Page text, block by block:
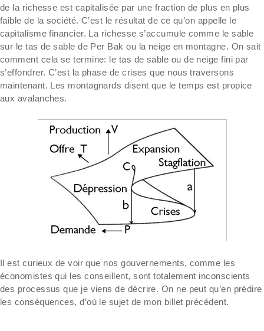
de la richesse est capitalisée par une fraction de plus en plus
faible de la société. C’est le résultat de ce qu’on appelle le
capitalisme financier. La richesse s’accumule comme le sable
sur le tas de sable de Per Bak ou la neige en montagne. On sait
comment cela se termine: le tas de sable ou de neige fini par
s’effondrer. C’est la phase de crises que nous traversons
maintenant. Les montagnards disent que le temps est propice
aux avalanches.
Il est curieux de voir que nos gouvernements, comme les
économistes qui les conseillent, sont totalement inconscients
des processus que je viens de décrire. On ne peut qu’en prédire
les conséquences, d’où le sujet de mon billet précédent.